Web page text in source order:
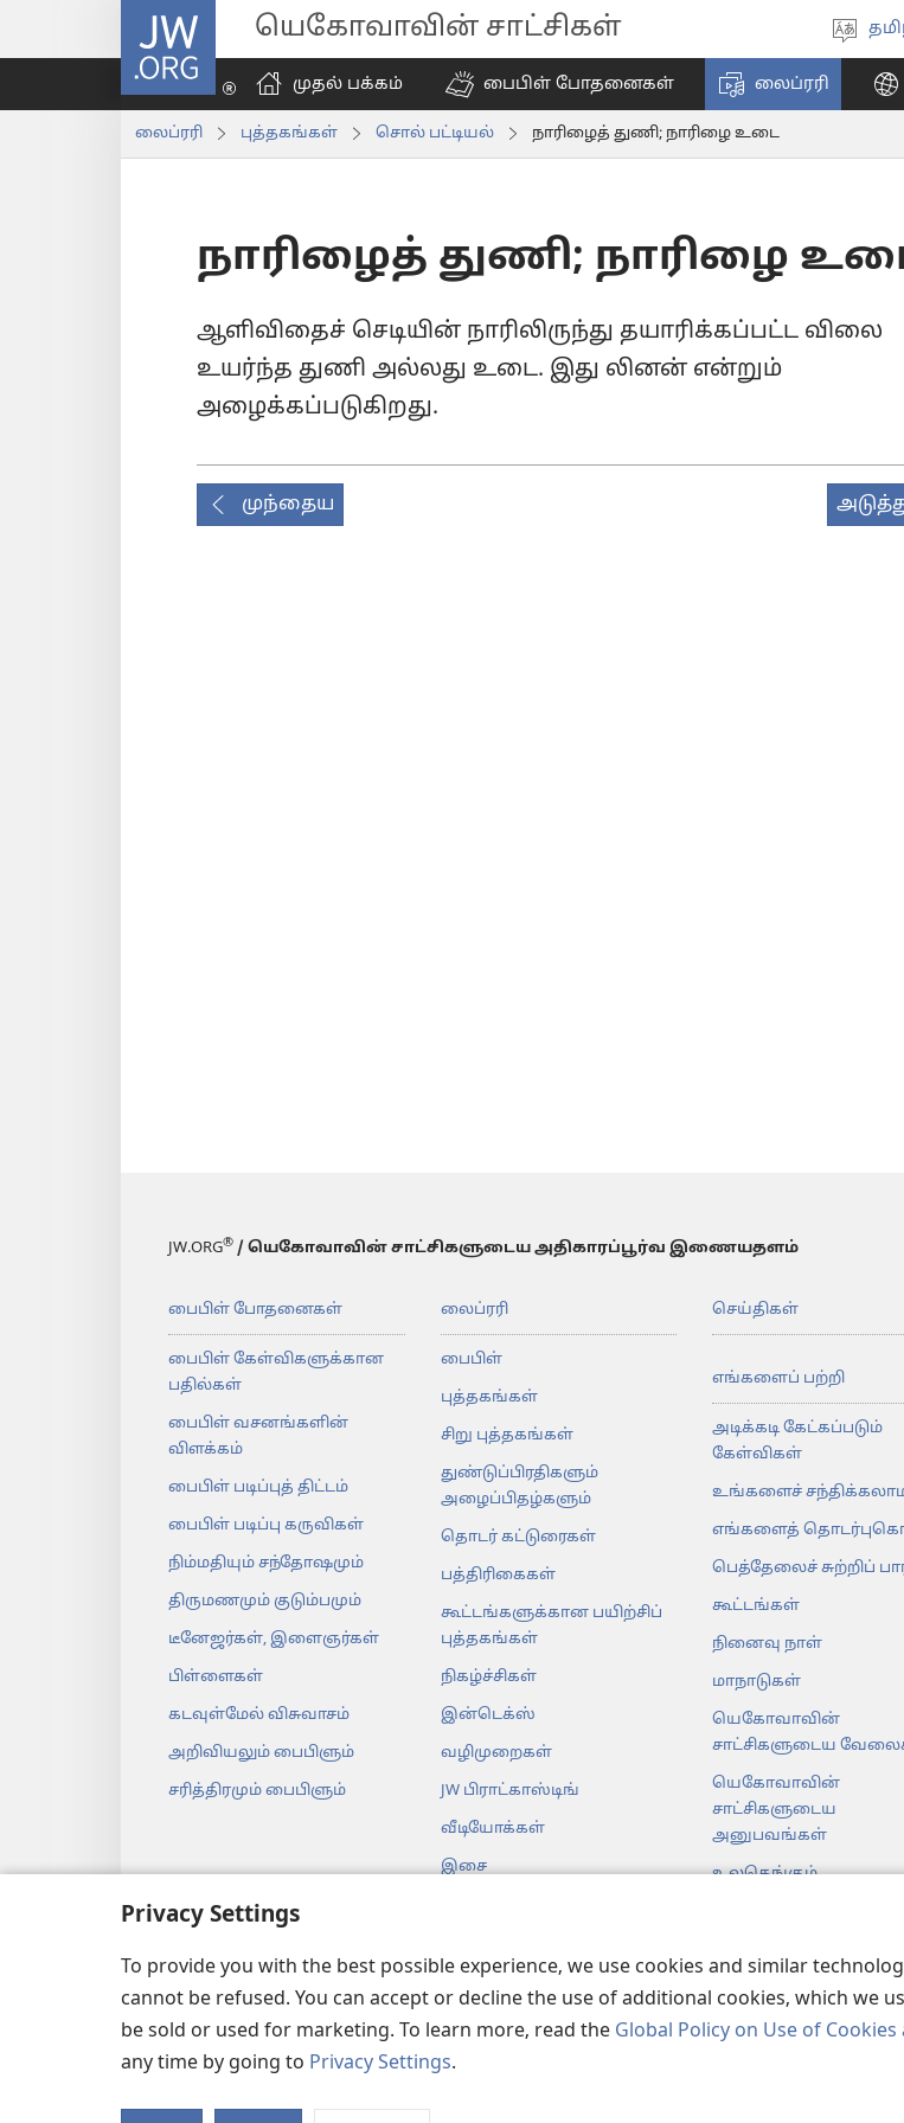
Privacy Settings
To provide you with the best possible experience, we use cookies and similar
cannot be refused. You can accept or decline the use of additional cookies, which we
be sold or used for marketing. To learn more, read the Global Policy on Use of
any time by going to Privacy Settings.
JW.ORG யெகோவாவின் சாட்சிகள்
முதல் பக்கம் பைபிள் போதனைகள் லைப்ரரி
லைப்ரரி புத்தகங்கள் சொல் பட்டியல் நாரிழைத் துணி; நாரிழை உடை
நாரிழைத் துணி; நாரிழை
ஆளிவிதைச் செடியின் நாரிலிருந்து தயாரிக்கப்பட்ட விலை
உயர்ந்த துணி அல்லது உடை. இது லினன் என்றும்
அழைக்கப்படுகிறது.
முந்தைய
JW.ORG® / யெகோவாவின் சாட்சிகளுடைய அதிகாரப்பூர்வ இணையதளம்
பைபிள் போதனைகள்
பைபிள் கேள்விகளுக்கான
பதில்கள்
பைபிள் வசனங்களின்
விளக்கம்
பைபிள் படிப்புத் திட்டம்
பைபிள் படிப்பு கருவிகள்
நிம்மதியும் சந்தோஷமும்
திருமணமும் குடும்பமும்
டீனேஜர்கள், இளைஞர்கள்
பிள்ளைகள்
கடவுள்மேல் விசுவாசம்
அறிவியலும் பைபிளும்
சரித்திரமும் பைபிளும்
லைப்ரரி
பைபிள்
புத்தகங்கள்
சிறு புத்தகங்கள்
துண்டுப்பிரதிகளும்
அழைப்பிதழ்களும்
தொடர் கட்டுரைகள்
பத்திரிகைகள்
கூட்டங்களுக்கான பயிற்சிப்
புத்தகங்கள்
நிகழ்ச்சிகள்
இன்டெக்ஸ்
வழிமுறைகள்
JW பிராட்காஸ்டிங்
வீடியோக்கள்
இசை
வாசிப்பு
செய்திகள்
எங்களைப் பற்றி
அடிக்கடி கேட்கப்படும்
கேள்விகள்
உங்களைச்
எங்களைத்
பெத்தேலைச் சுற்றிப்
கூட்டங்கள்
நினைவு நாள்
மாநாடுகள்
யெகோவாவின்
சாட்சிகளுடைய
யெகோவாவின்
சாட்சிகளுடைய
அனுபவங்கள்
உலகெங்கும்
Copyright © 2026 Watch Tower Bible and Tract Society of Pennsylvania.